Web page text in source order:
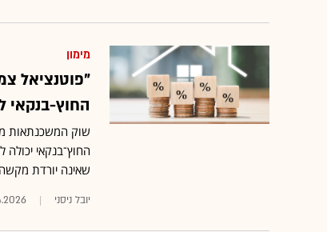
מימון
"פוטנציאל
החוץ-בנקאי
שוק המשכנתאות
החוץ־בנקאי
שאינה יורדת
יובל ניסני